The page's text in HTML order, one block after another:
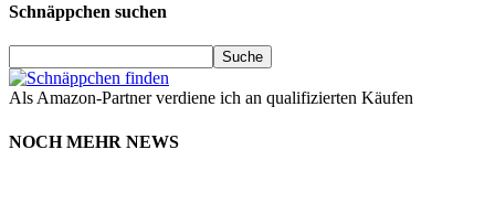
Schnäppchen suchen
Als Amazon-Partner verdiene ich an qualifizierten Käufen
NOCH MEHR NEWS